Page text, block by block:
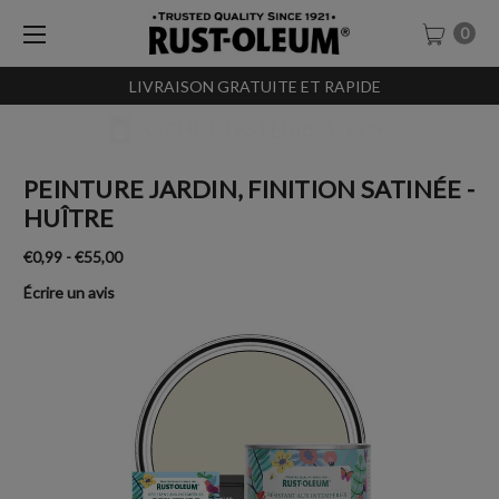
LIVRAISON GRATUITE ET RAPIDE
0
PEINTURE JARDIN, FINITION SATINÉE -
HUÎTRE
€0,99 - €55,00
Écrire un avis